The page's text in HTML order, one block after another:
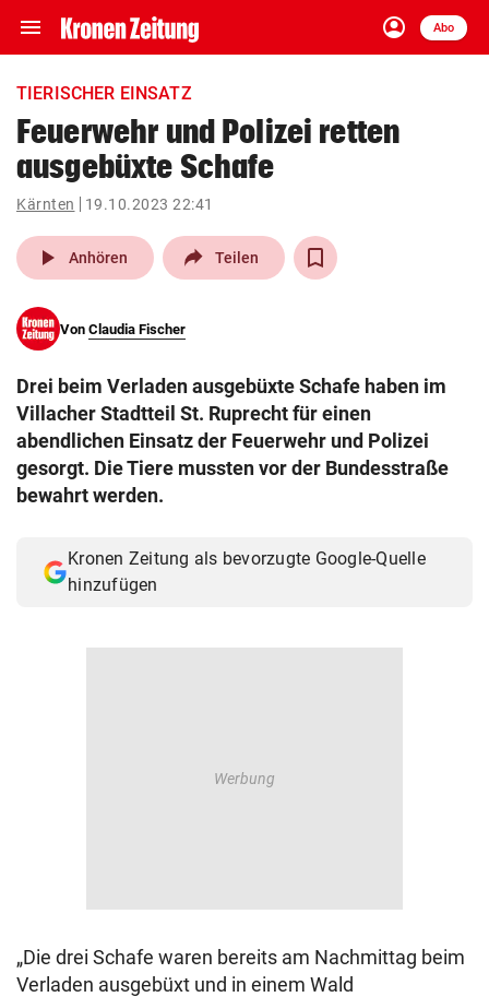
menu Navigation
ein-/ausklappen
account_circle
Anmelden
Abo
close Schließen
account_circle Anmelden
pin_drop
Wien arrow_right
search
eingeben
TIERISCHER EINSATZ
Feuerwehr und Polizei retten
ausgebüxte Schafe
Kärnten 19.10.2023 22:41
play_arrow Anhören Teilen
Von Claudia Fischer
Drei beim Verladen ausgebüxte Schafe haben im
Villacher Stadtteil St. Ruprecht für einen
abendlichen Einsatz der Feuerwehr und Polizei
gesorgt. Die Tiere mussten vor der Bundesstraße
bewahrt werden.
Kronen Zeitung als bevorzugte Google-Quelle
hinzufügen
„Die drei Schafe waren bereits am Nachmittag beim
Verladen ausgebüxt und in einem Wald